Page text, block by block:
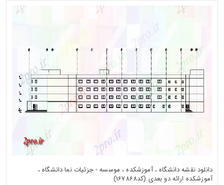
دانلود نقشه دانشگاه ، آموزشکده ، موسسه - جزئیات نما دانشگاه ،
آموزشکده ارائه دو بعدی (کد167868)